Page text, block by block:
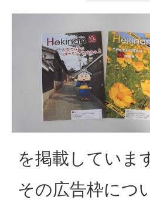
を掲載していま
その広告枠につ